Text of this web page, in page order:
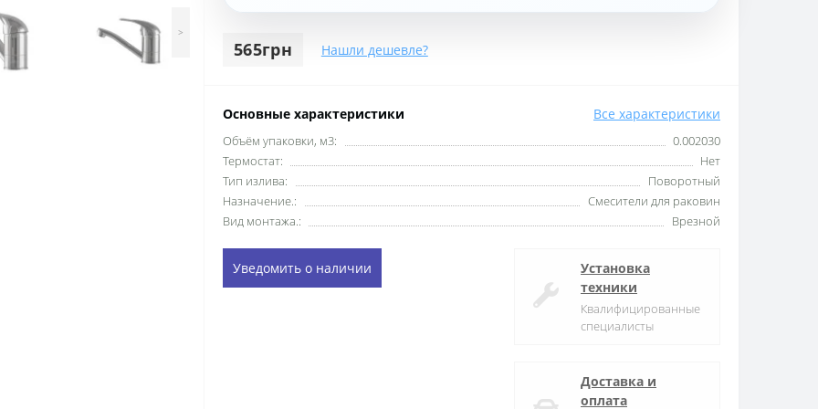
>
565грн Нашли дешевле?
Основные характеристики Все характеристики
Объём упаковки, м3:
0.002030
Термостат:
Нет
Тип излива:
Поворотный
Назначение.:
Смесители для раковин
Вид монтажа.:
Врезной
Уведомить о наличии
Установка
техники
Квалифицированные
специалисты
Доставка и
оплата